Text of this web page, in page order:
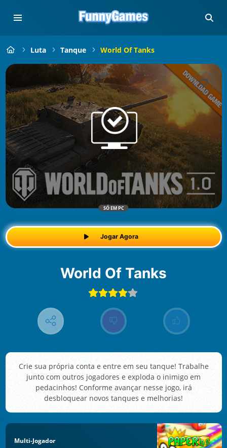
Luta Tanque World Of Tanks
SÓ EM PC
Jogar Agora
World Of Tanks
Crie sua própria conta e entre em seu tanque! Trabalhe
junto com outros jogadores e exploda o inimigo em
pedacinhos! Conforme avançar nesse jogo, irá
desbloquear novos tanques e melhorias!
Multi-Jogador